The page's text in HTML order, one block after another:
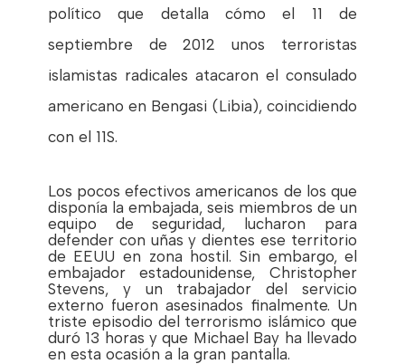
político que detalla cómo el 11 de
septiembre de 2012 unos terroristas
islamistas radicales atacaron el consulado
americano en Bengasi (Libia), coincidiendo
con el 11S.
Los pocos efectivos americanos de los que
disponía la embajada, seis miembros de un
equipo de seguridad, lucharon para
defender con uñas y dientes ese territorio
de EEUU en zona hostil. Sin embargo, el
embajador estadounidense, Christopher
Stevens, y un trabajador del servicio
externo fueron asesinados finalmente. Un
triste episodio del terrorismo islámico que
duró 13 horas y que Michael Bay ha llevado
en esta ocasión a la gran pantalla.